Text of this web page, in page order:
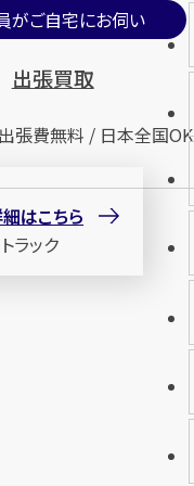
がご自宅にお伺い
出張買取
張費無料 / 日本全国OK
はこちら